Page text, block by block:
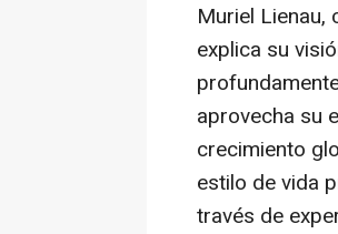
Muriel Lienau,
explica su
aprovecha su
crecimiento
estilo de vida
través de